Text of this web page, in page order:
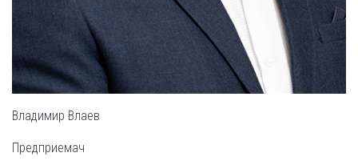
Владимир Влаев
Предприемач